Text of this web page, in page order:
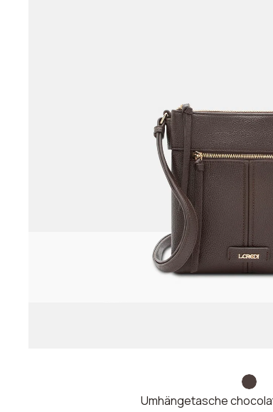
h
Umhängetasche